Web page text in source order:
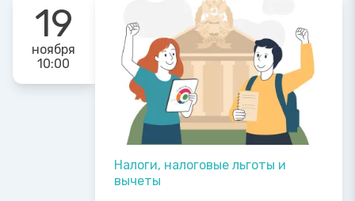
19
ноября
10:00
Налоги, налоговые льготы и
вычеты